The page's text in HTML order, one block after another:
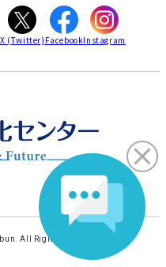
大垣
X (Twitter) FacebookInstagram
All Rights Reserved.